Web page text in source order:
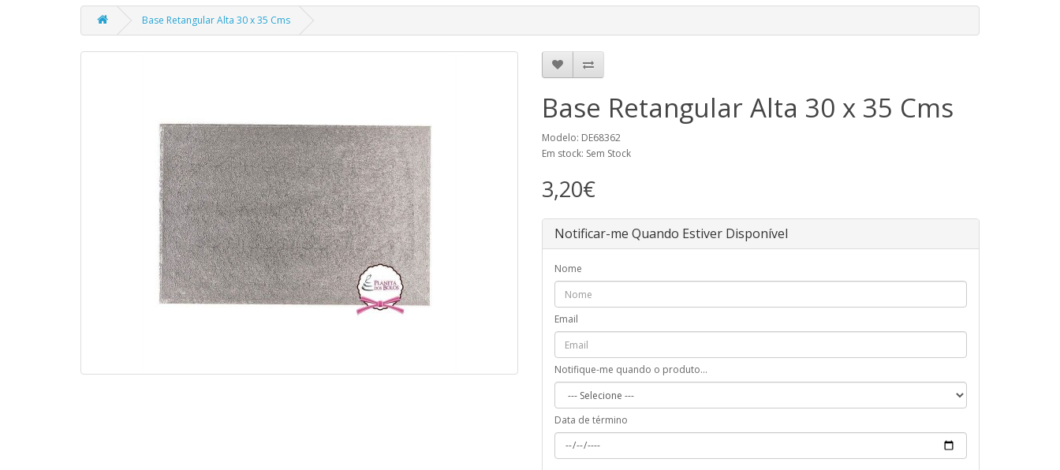
Base Retangular Alta 30 x 35 Cms
Base Retangular Alta 30 x 35 Cms
Modelo: DE68362
Em stock: Sem Stock
3,20€
Notificar-me Quando Estiver Disponível
Nome
Email
Notifique-me quando o produto...
Data de término